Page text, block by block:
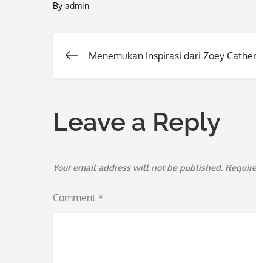
By admin
Post
Menemukan Inspirasi dari Zoey
Leave a Reply
Your email address will not be published.
Comment *